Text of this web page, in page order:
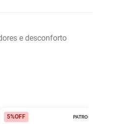
e desconforto
PATROCINADO
5%OFF